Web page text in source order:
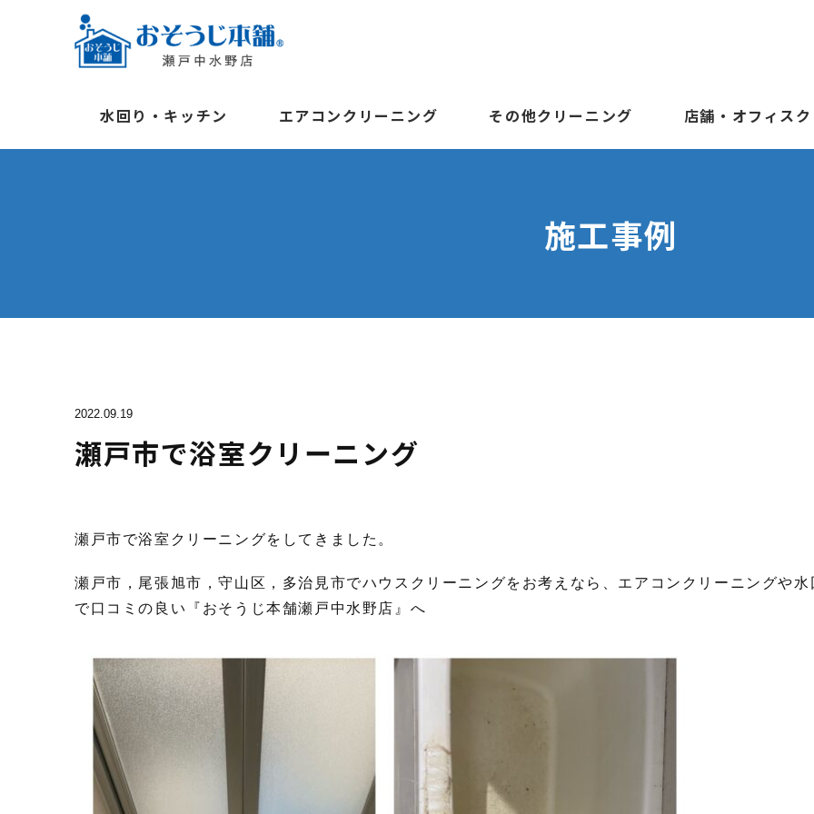
水回り・キッチン エアコンクリーニング その他クリーニング 店舗・オフィス
施工事例
2022.09.19
瀬戸市で浴室クリーニング
瀬戸市で浴室クリーニングをしてきました。
瀬戸市，尾張旭市，守山区，多治見市でハウスクリーニングをお考えなら、エアコンクリーニングや水
で口コミの良い『おそうじ本舗瀬戸中水野店』へ